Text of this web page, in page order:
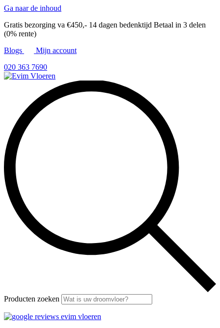
Ga naar de inhoud
Gratis bezorging va €450,- 14 dagen bedenktijd Betaal in 3 delen
(0% rente)
Blogs
Mijn account
020 363 7690
Producten zoeken